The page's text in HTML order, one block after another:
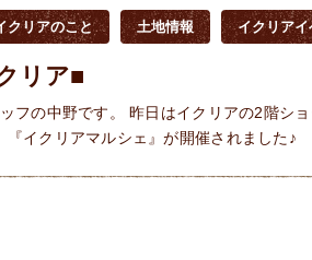
クリアのこと 土地情報 イクリア
リア■
フの中野です。 昨日はイクリアの2階シ
『イクリアマルシェ』が開催されました♪